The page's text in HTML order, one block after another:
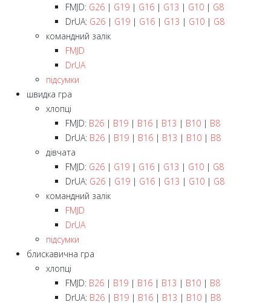
FMJD: G26 | G19 | G16 | G13 | G10 | G8
DrUA: G26 | G19 | G16 | G13 | G10 | G8
командний залік
FMJD
DrUA
підсумки
швидка гра
хлопці
FMJD: B26 | B19 | B16 | B13 | B10 | B8
DrUA: B26 | B19 | B16 | B13 | B10 | B8
дівчата
FMJD: G26 | G19 | G16 | G13 | G10 | G8
DrUA: G26 | G19 | G16 | G13 | G10 | G8
командний залік
FMJD
DrUA
підсумки
блискавична гра
хлопці
FMJD: B26 | B19 | B16 | B13 | B10 | B8
DrUA: B26 | B19 | B16 | B13 | B10 | B8